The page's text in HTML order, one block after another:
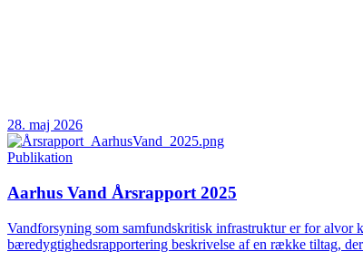
28. maj 2026
Publikation
Aarhus Vand Årsrapport 2025
Vandforsyning som samfundskritisk infrastruktur er for alvor
bæredygtighedsrapportering beskrivelse af en række tiltag,